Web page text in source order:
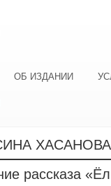
ОБ ИЗДАНИИ
ХАСАНОВА
рассказа